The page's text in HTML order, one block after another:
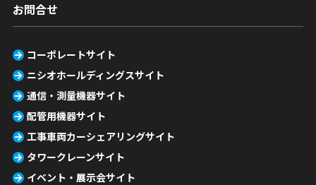
お問合せ
コーポレートサイト
ニシオホールディングスサイト
通信・測量機器サイト
配管用機器サイト
工事車両カーシェアリングサイト
タワークレーンサイト
イベント・展示会サイト